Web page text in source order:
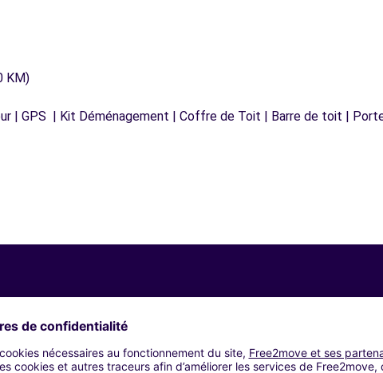
KM)
| GPS | Kit Déménagement | Coffre de Toit | Barre de toit |
Agences similaires